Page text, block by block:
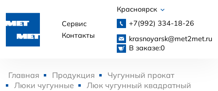
Сервис
Контакты
Красноярск
+7(992) 334-18-26
krasnoyarsk@met2met.ru
В заказе:0
Главная Продукция
Чугунный прокат
Люки чугунные
Люк чугунный квадратный